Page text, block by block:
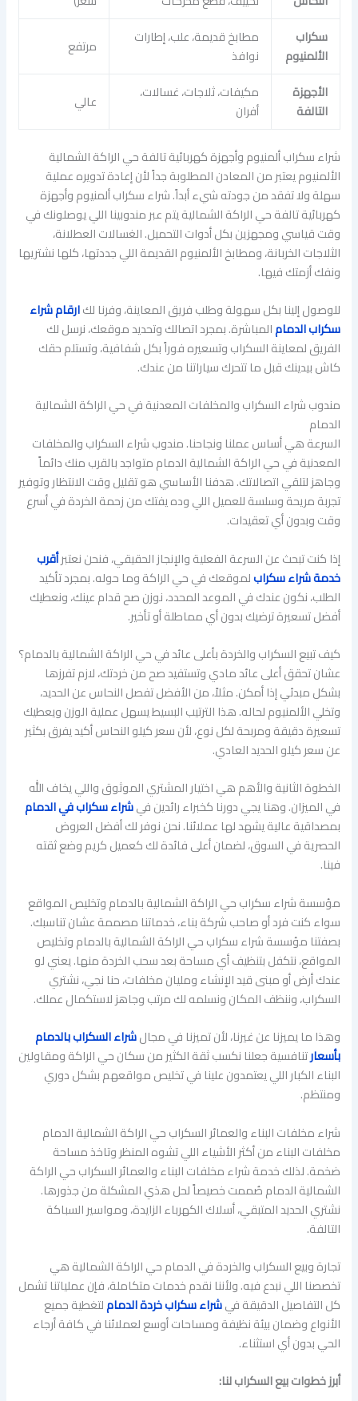
سكراب
الألمنيوم
مطابخ قديمة، علب، إطارات
نوافذ
مرتفع
الأجهزة
التالفة
مكيفات، ثلاجات، غسالات،
أفران
عالي
شراء سكراب ألمنيوم وأجهزة كهربائية تالفة حي الراكة الشمالية
الألمنيوم يعتبر من المعادن المطلوبة جداً لأن إعادة تدويره عملية
سهلة ولا تفقد من جودته شيء أبداً. شراء سكراب ألمنيوم وأجهزة
كهربائية تالفة حي الراكة الشمالية يتم عبر مندوبينا اللي يوصلونك في
وقت قياسي ومجهزين بكل أدوات التحميل. الغسالات العطلانة،
الثلاجات الخربانة، ومطابخ الألمنيوم القديمة اللي جددتها، كلها نشتريها
ونفك أزمتك فيها.
للوصول إلينا بكل سهولة وطلب فريق المعاينة، وفرنا لكارقام شراء
سكراب الدمامالمباشرة. بمجرد اتصالك وتحديد موقعك، نرسل لك
الفريق لمعاينة السكراب وتسعيره فوراً بكل شفافية، وتستلم حقك
كاش بيدينك قبل ما تتحرك سياراتنا من عندك.
مندوب شراء السكراب والمخلفات المعدنية في حي الراكة الشمالية
الدمام
السرعة هي أساس عملنا ونجاحنا. مندوب شراء السكراب والمخلفات
المعدنية في حي الراكة الشمالية الدمام متواجد بالقرب منك دائماً
وجاهز لتلقي اتصالاتك. هدفنا الأساسي هو تقليل وقت الانتظار وتوفير
تجربة مريحة وسلسة للعميل اللي وده يفتك من زحمة الخردة في أسرع
وقت وبدون أي تعقيدات.
إذا كنت تبحث عن السرعة الفعلية والإنجاز الحقيقي، فنحن نعتبرأقرب
خدمة شراء سكرابلموقعك في حي الراكة وما حوله. بمجرد تأكيد
الطلب، نكون عندك في الموعد المحدد، نوزن صح قدام عينك، ونعطيك
أفضل تسعيرة ترضيك بدون أي مماطلة أو تأخير.
كيف تبيع السكراب والخردة بأعلى عائد في حي الراكة الشمالية بالدمام؟
عشان تحقق أعلى عائد مادي وتستفيد صح من خردتك، لازم تفرزها
بشكل مبدئي إذا أمكن. مثلاً، من الأفضل تفصل النحاس عن الحديد،
وتخلي الألمنيوم لحاله. هذا الترتيب البسيط يسهل عملية الوزن ويعطيك
تسعيرة دقيقة ومربحة لكل نوع، لأن سعر كيلو النحاس أكيد يفرق بكثير
عن سعر كيلو الحديد العادي.
الخطوة الثانية والأهم هي اختيار المشتري الموثوق واللي يخاف الله
في الميزان. وهنا يجي دورنا كخبراء رائدين فيشراء سكراب في الدمام
بمصداقية عالية يشهد لها عملائنا. نحن نوفر لك أفضل العروض
الحصرية في السوق، لضمان أعلى فائدة لك كعميل كريم وضع ثقته
فينا.
مؤسسة شراء سكراب حي الراكة الشمالية بالدمام وتخليص المواقع
سواء كنت فرد أو صاحب شركة بناء، خدماتنا مصممة عشان تناسبك.
بصفتنا مؤسسة شراء سكراب حي الراكة الشمالية بالدمام وتخليص
المواقع، نتكفل بتنظيف أي مساحة بعد سحب الخردة منها. يعني لو
عندك أرض أو مبنى قيد الإنشاء ومليان مخلفات، حنا نجي، نشتري
السكراب، وننظف المكان ونسلمه لك مرتب وجاهز لاستكمال عملك.
وهذا ما يميزنا عن غيرنا، لأن تميزنا في مجالشراء السكراب بالدمام
بأسعارتنافسية جعلنا نكسب ثقة الكثير من سكان حي الراكة ومقاولين
البناء الكبار اللي يعتمدون علينا في تخليص مواقعهم بشكل دوري
ومنتظم.
شراء مخلفات البناء والعمائر السكراب حي الراكة الشمالية الدمام
مخلفات البناء من أكثر الأشياء اللي تشوه المنظر وتاخذ مساحة
ضخمة. لذلك خدمة شراء مخلفات البناء والعمائر السكراب حي الراكة
الشمالية الدمام صُممت خصيصاً لحل هذي المشكلة من جذورها.
نشتري الحديد المتبقي، أسلاك الكهرباء الزايدة، ومواسير السباكة
التالفة.
تجارة وبيع السكراب والخردة في الدمام حي الراكة الشمالية هي
تخصصنا اللي نبدع فيه. ولأننا نقدم خدمات متكاملة، فإن عملياتنا تشمل
كل التفاصيل الدقيقة فيشراء سكراب خردة الدماملتغطية جميع
الأنواع وضمان بيئة نظيفة ومساحات أوسع لعملائنا في كافة أرجاء
الحي بدون أي استثناء.
أبرز خطوات بيع السكراب لنا: